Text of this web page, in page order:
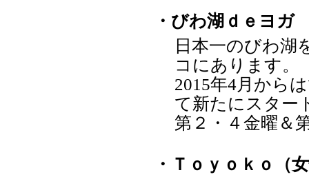
・びわ湖ｄｅヨガ
日本一のびわ湖
コにあります。
2015年4月から
て新たにスター
第２・４金曜＆
・Ｔｏｙｏｋｏ（